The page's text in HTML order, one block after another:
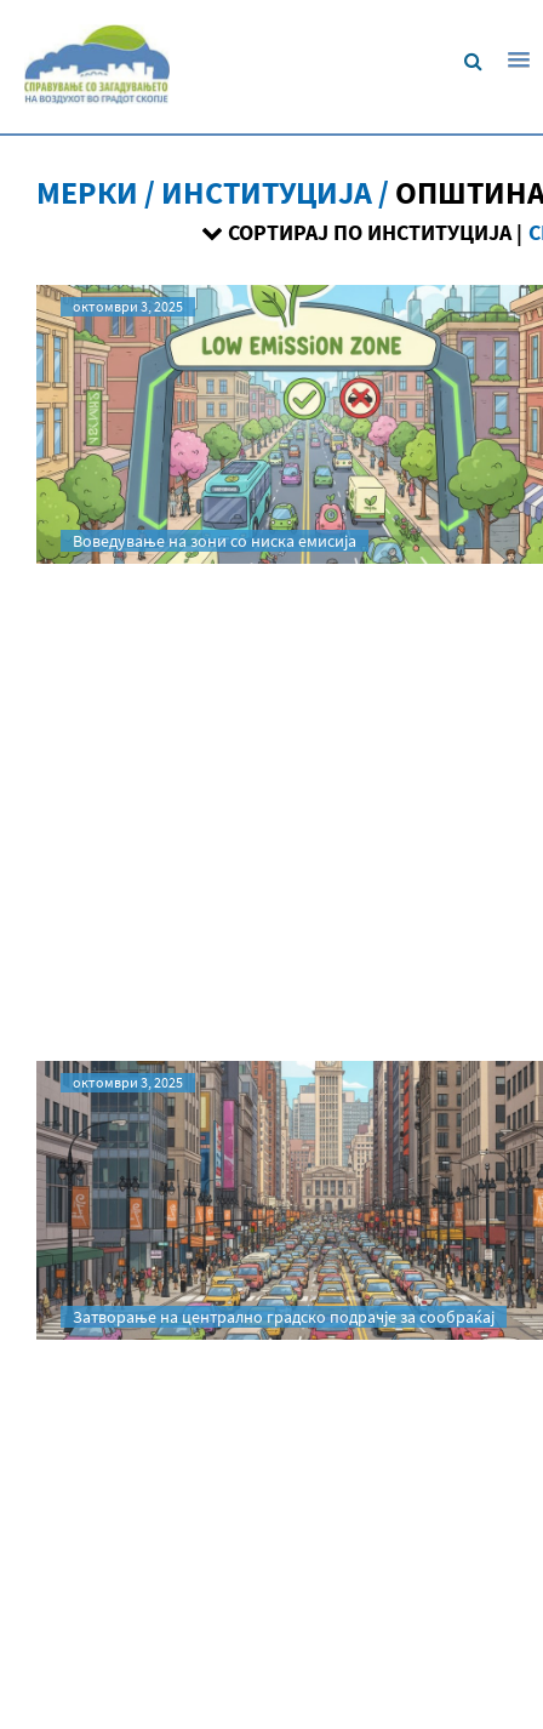
МЕРКИ / ИНСТИТУЦИЈА /
СОРТИРАЈ ПО ИНСТИТУЦИЈА |
октомври 3, 2025
Воведување на зони со ниска емисија
октомври 3, 2025
Затворање на централно градско подрачје за сообраќај